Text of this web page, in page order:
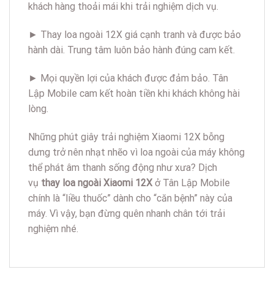
khách hàng thoải mái khi trải nghiệm dịch vụ.
► Thay loa ngoài 12X giá cạnh tranh và được bảo
hành dài. Trung tâm luôn bảo hành đúng cam kết.
► Mọi quyền lợi của khách được đảm bảo. Tân
Lập Mobile cam kết hoàn tiền khi khách không hài
lòng.
Những phút giây trải nghiệm Xiaomi 12X bỗng
dưng trở nên nhạt nhẽo vì loa ngoài của máy không
thể phát âm thanh sống động như xưa? Dịch
vụ thay loa ngoài Xiaomi 12X ở Tân Lập Mobile
chính là “liều thuốc” dành cho “căn bệnh” này của
máy. Vì vậy, bạn đừng quên nhanh chân tới trải
nghiệm nhé.